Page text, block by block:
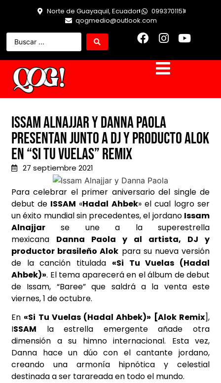
Norte de Guayaquil, Ecuador
0993701151
qogmedio@outlook.com
Issam Alnajjar y Danna Paola
presentan junto a DJ y Producto Alok
en “Si Tu Vuelas” Remix
27 septiembre 2021
Para celebrar el primer aniversario del single de
debut de ISSAM «Hadal Ahbek» el cual logro ser
un éxito mundial sin precedentes, el jordano Issam
Alnajjar se une a la superestrella
mexicana Danna Paola y al artista, DJ y
productor brasileño Alok para su nueva versión
de la canción titulada «Si Tu Vuelas (Hadal
Ahbek)». El tema aparecerá en el álbum de debut
de Issam, “Baree” que saldrá a la venta este
viernes, 1 de octubre.
En «Si Tu Vuelas (Hadal Ahbek)» [Alok Remix],
ISSAM la estrella emergente añade otra
dimensión a su himno internacional. Esta vez,
Danna hace un dúo con el cantante jordano,
creando una armonía hipnótica y celestial
destinada a ser tarareada en todo el mundo.